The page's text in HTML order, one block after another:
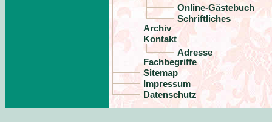
Online-Gästebuch
Schriftliches
Archiv
Kontakt
Adresse
Fachbegriffe
Sitemap
Impressum
Datenschutz